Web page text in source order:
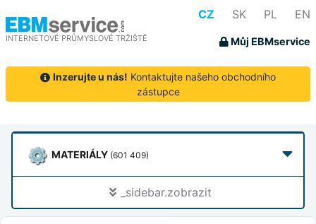
INTERNETOVÉ PRŮMYSLOVÉ TRŽIŠTĚ
CZ SK PL EN
Můj EBMservice
Inzerujte u nás! Kontaktujte našeho obchodního
zástupce
MATERIÁLY (601 409)
_sidebar.zobrazit